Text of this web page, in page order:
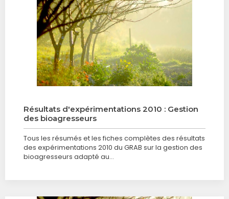
Résultats d'expérimentations 2010 : Gestion
des bioagresseurs
Tous les résumés et les fiches complètes des résultats
des expérimentations 2010 du GRAB sur la gestion des
bioagresseurs adapté au…